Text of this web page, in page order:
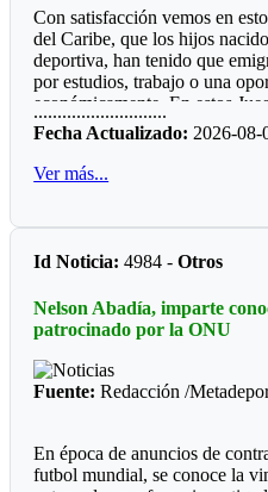
Juvenil femenino: Juan Rozo
Juvenil masculino: Pablo E.
Futbol Sala
Prejuvenil femenino: José
Prejuvenil masculino: Sto
Juvenil femenino: Campestre
*Las preocupaciones*
Con satisfacción vemos en
del Caribe, que los hijos
deportiva, han tenido que
por estudios, trabajo o una
económicamente. En estos
Caribe de Santo Domingo, lo
*Ajedrez*
defiendo los colores de la
también recibió los consejos
del Valle del Cauca. Ganó oro
dominicana.
*Voleibol*
instructor Gabriel Lamprea.
figura en la nómina de la
............................
Fecha Actualizado: 2026-08-
Ver más...
Id Noticia: 4984 -Otros
Nelson Abadía, imparte
patrocinado por la ONU
Fuente: Redacción /
En época de anuncios de
futbol mundial, se conoce la